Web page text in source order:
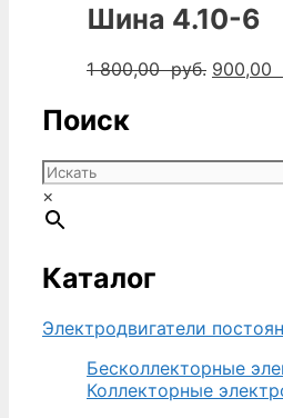
Шина 4.10-6
1 800,00руб.
800,00
руб..
900,00
Поиск
×
Каталог
Электродвигатели
Бесколлекторные
Коллекторные